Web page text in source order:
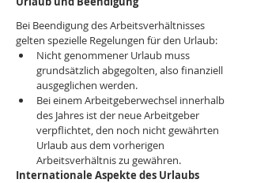
Bei Beendigung des Arbeitsverhältnisses
gelten spezielle Regelungen für den Urlaub:
Nicht genommener Urlaub muss
grundsätzlich abgegolten, also finanziell
ausgeglichen werden.
Bei einem Arbeitgeberwechsel innerhalb
des Jahres ist der neue Arbeitgeber
verpflichtet, den noch nicht gewährten
Urlaub aus dem vorherigen
Arbeitsverhältnis zu gewähren.
Internationale Aspekte des Urlaubs